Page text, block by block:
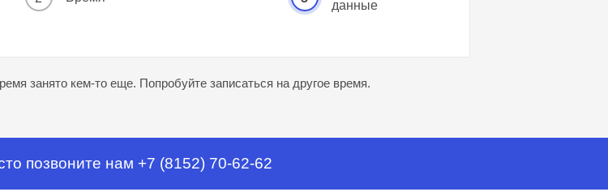
данные
занято кем-то еще. Попробуйте записаться на другое время.
позвоните нам +7 (8152) 70-62-62